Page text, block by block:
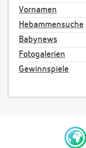
Vornamen
Hebammensuche
Babynews
Fotogalerien
Gewinnspiele